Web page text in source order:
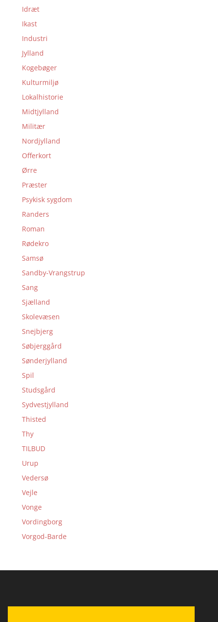
Idræt
Ikast
Industri
Jylland
Kogebøger
Kulturmiljø
Lokalhistorie
Midtjylland
Militær
Nordjylland
Offerkort
Ørre
Præster
Psykisk sygdom
Randers
Roman
Rødekro
Samsø
Sandby-Vrangstrup
Sang
Sjælland
Skolevæsen
Snejbjerg
Søbjerggård
Sønderjylland
Spil
Studsgård
Sydvestjylland
Thisted
Thy
TILBUD
Urup
Vedersø
Vejle
Vonge
Vordingborg
Vorgod-Barde